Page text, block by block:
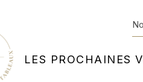
LES PROCHAINES